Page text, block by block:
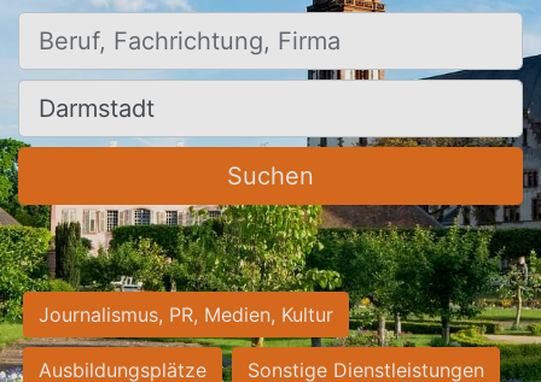
Beruf, Fachrichtung, Firma
Ort, Stadt
Suchen
Journalismus, PR, Medien, Kultur
Ausbildungsplätze Sonstige Dienstleistungen